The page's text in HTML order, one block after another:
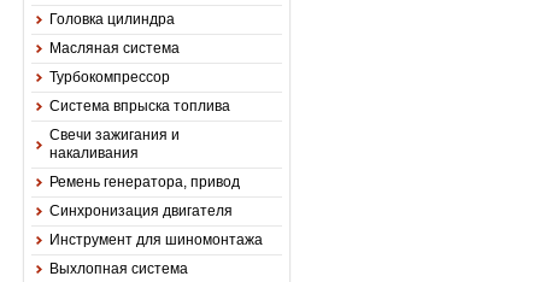
Головка цилиндра
Масляная система
Турбокомпрессор
Система впрыска топлива
Свечи зажигания и
накаливания
Ремень генератора, привод
Синхронизация двигателя
Инструмент для шиномонтажа
Выхлопная система